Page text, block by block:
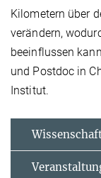
Kilometern über
verändern,
beeinflussen
und Postdoc in
Institut.